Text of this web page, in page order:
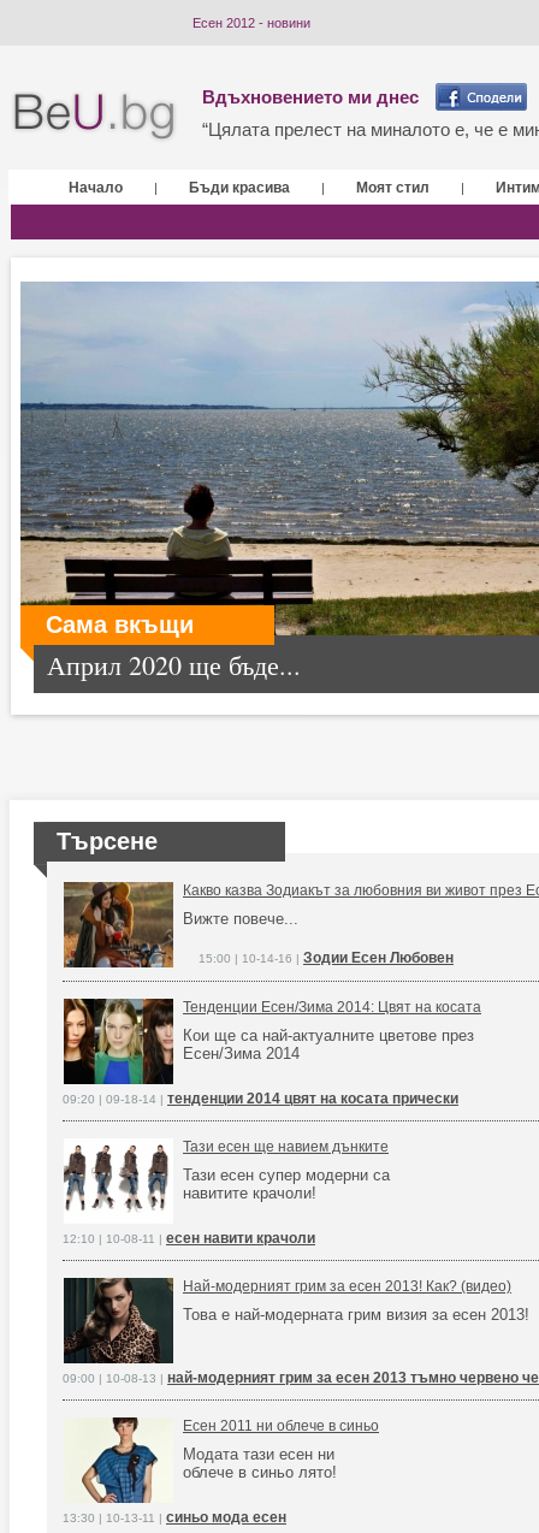
Есен 2012 - новини
Вдъхновението ми днес
“Цялата прелест на миналото е, че е
Начало | Бъди красива | Моят стил |
Сама вкъщи
Април 2020 ще бъде...
Търсене
Какво казва Зодиакът за любовния ви живот през
Вижте повече...
15:00 | 10-14-16 | Зодии Есен Любовен
Тенденции Есен/Зима 2014: Цвят на косата
Кои ще са най-актуалните цветове през
Есен/Зима 2014
09:20 | 09-18-14 | тенденции 2014 цвят на косата прически
Тази есен ще навием дънките
Тази есен супер модерни са
навитите крачоли!
12:10 | 10-08-11 | есен навити крачоли
Най-модерният грим за есен 2013! Как? (видео)
Това е най-модерната грим визия за есен 2013!
09:00 | 10-08-13 | най-модерният грим за есен 2013 тъмно червено
Есен 2011 ни облече в синьо
Модата тази есен ни
облече в синьо лято!
13:30 | 10-13-11 | синьо мода есен